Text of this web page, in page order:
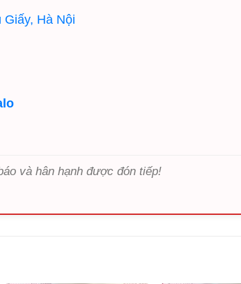
Giấy, Hà Nội
và hân hạnh được đón tiếp!